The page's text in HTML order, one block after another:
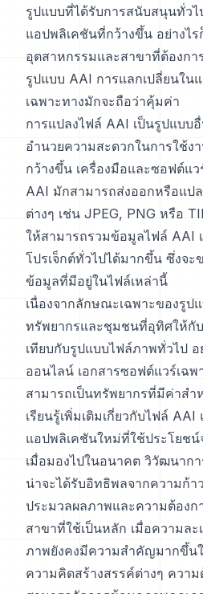
รูปแบบที่ได้รับการสนับสนุนทั่ว
แอปพลิเคชันที่กว้างขึ้น อย่างไ
อุตสาหกรรมและสาขาที่ต้องกา
รูปแบบ AAI การแลกเปลี่ยนใน
เฉพาะทางมักจะถือว่าคุ้มค่า
การแปลงไฟล์ AAI เป็นรูปแบบ
อำนวยความสะดวกในการใช้ง
กว้างขึ้น เครื่องมือและซอฟต์แ
AAI มักสามารถส่งออกหรือแป
ต่างๆ เช่น JPEG, PNG หรือ
ให้สามารถรวมข้อมูลไฟล์ AAI
โปรเจ็กต์ทั่วไปได้มากขึ้น ซึ่งจะ
ข้อมูลที่มีอยู่ในไฟล์เหล่านี้
เนื่องจากลักษณะเฉพาะของรูป
ทรัพยากรและชุมชนที่อุทิศให้กั
เทียบกับรูปแบบไฟล์ภาพทั่วไป
ออนไลน์ เอกสารซอฟต์แวร์เฉ
สามารถเป็นทรัพยากรที่มีค่าส
เรียนรู้เพิ่มเติมเกี่ยวกับไฟล์
แอปพลิเคชันใหม่ที่ใช้ประโยช
เมื่อมองไปในอนาคต วิวัฒนาก
น่าจะได้รับอิทธิพลจากความก้า
ประมวลผลภาพและความต้องก
สาขาที่ใช้เป็นหลัก เมื่อความล
ภาพยังคงมีความสำคัญมากขึ้น
ความคิดสร้างสรรค์ต่างๆ ควา